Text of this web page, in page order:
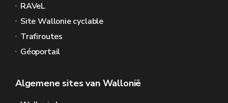
RAVeL
Site Wallonie cyclable
Trafiroutes
Géoportail
Algemene sites van Wallonië